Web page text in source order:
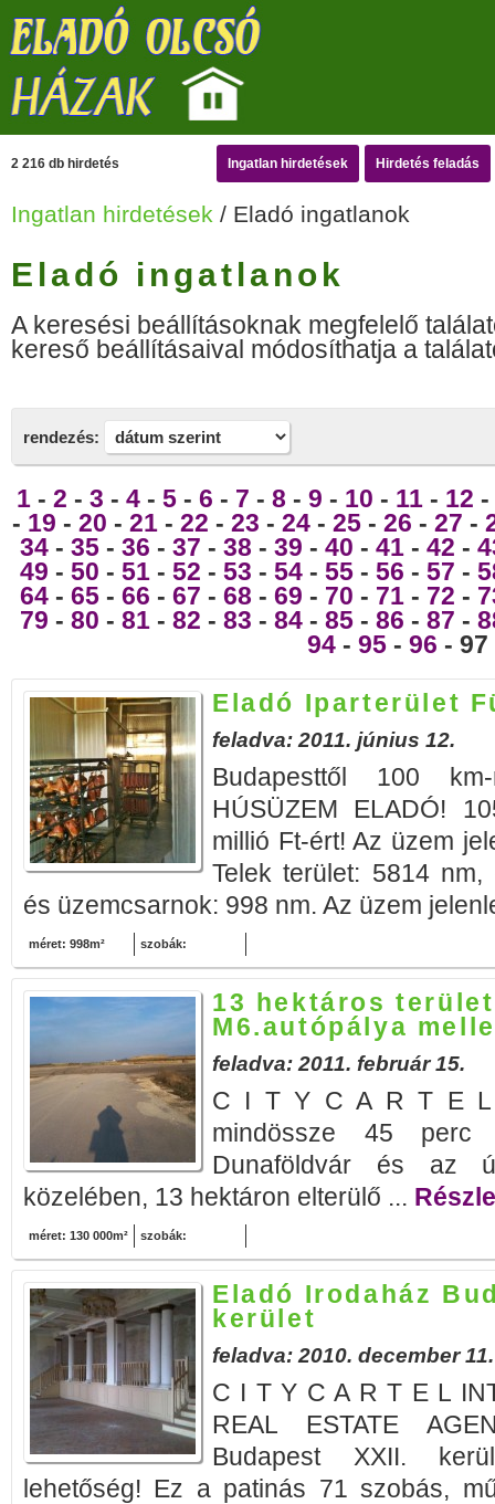
2 216 db hirdetés Ingatlan hirdetések Hirdetés feladás
Ingatlan hirdetések / Eladó ingatlanok
Eladó ingatlanok
A keresési beállításoknak megfelelő
kereső beállításaival módosíthatja a
rendezés:
1 - 2 - 3 - 4 - 5 - 6 - 7 - 8 - 9 - 10 - 11 - 12 -
- 19 - 20 - 21 - 22 - 23 - 24 - 25 - 26 - 27 -
34 - 35 - 36 - 37 - 38 - 39 - 40 - 41 - 42 -
49 - 50 - 51 - 52 - 53 - 54 - 55 - 56 - 57 -
64 - 65 - 66 - 67 - 68 - 69 - 70 - 71 - 72 -
79 - 80 - 81 - 82 - 83 - 84 - 85 - 86 - 87 -
94 - 95 - 96 - 97
Eladó Iparterület
feladva: 2011. június 12.
Budapesttől 100
HÚSÜZEM ELADÓ!
millió Ft-ért! Az üzem
Telek terület: 5814
és üzemcsarnok: 998 nm. Az üzem
méret: 998m² szobák:
13 hektáros
M6.autópálya
feladva: 2011. február 15.
C I T Y C A R T E L
mindössze 45
Dunaföldvár és az
közelében, 13 hektáron elterülő ...
méret: 130 000m² szobák:
Eladó Irodaház
kerület
feladva: 2010. december 11.
C I T Y C A R T E L
REAL ESTATE
Budapest XXII.
lehetőség! Ez a patinás 71 szobás,